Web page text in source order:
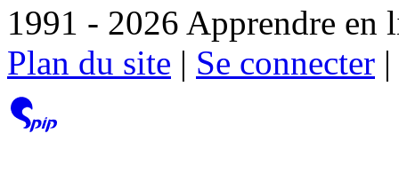
1991 - 2026 Apprendre en
Plan du site | Se connecter |